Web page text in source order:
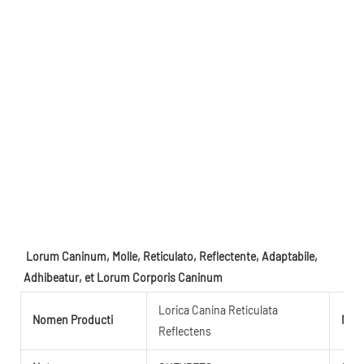
Lorum Caninum, Molle, Reticulato, Reflectente, Adaptabile,
Adhibeatur, et Lorum Corporis Caninum
Nomen Producti
Lorica Canina Reticulata
Reflectens